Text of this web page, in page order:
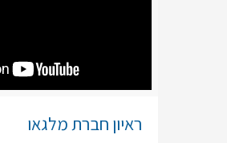
ראיון חברת מלגאו